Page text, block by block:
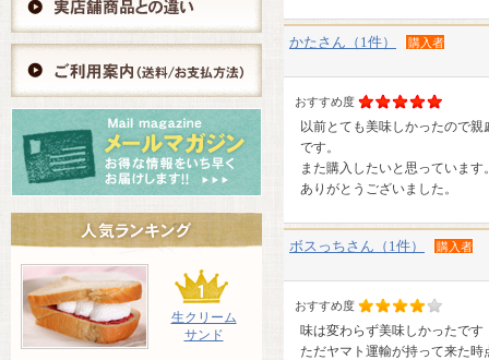
生クリーム
サンド
かたさん（1件） 購入者
おすすめ度
以前とても美味しかったので
です。
また購入したいと思っています
ありがとうございました。
ボスっちさん（1件） 購入者
おすすめ度
味は変わらず美味しかったです
ただヤマト運輸が持って来た